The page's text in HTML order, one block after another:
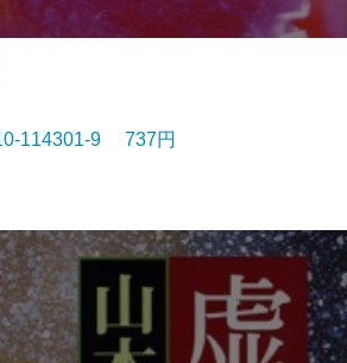
114301-9 737円